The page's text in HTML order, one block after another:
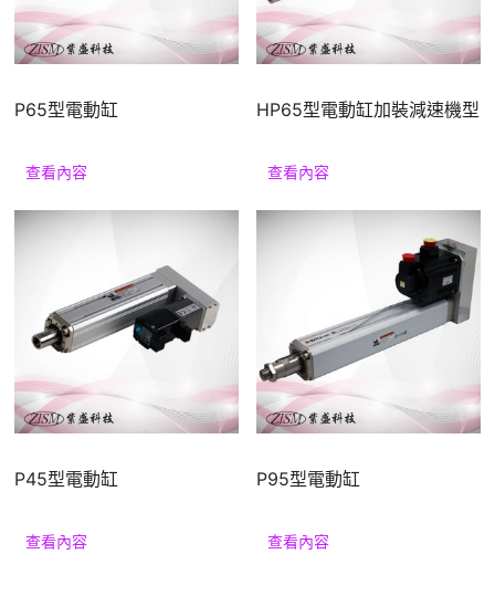
P65型電動缸
查看內容
HP65型電動缸加裝減速機型
查看內容
P45型電動缸
查看內容
P95型電動缸
查看內容